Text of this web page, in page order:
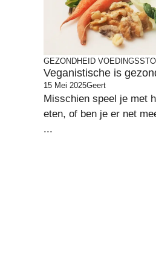
GEZONDHEID
Veganistische is
15 Mei 2025Geert
Misschien speel je met
eten, of ben je er net
...